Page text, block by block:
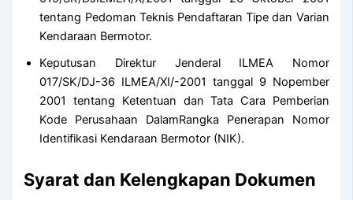
tentang Pedoman Teknis Pendaftaran Tipe dan Varian
Kendaraan Bermotor.
Keputusan Direktur Jenderal ILMEA Nomor
017/SK/DJ-36 ILMEA/XI/-2001 tanggal 9 Nopember
2001 tentang Ketentuan dan Tata Cara Pemberian
Kode Perusahaan DalamRangka Penerapan Nomor
Identifikasi Kendaraan Bermotor (NIK).
Syarat dan Kelengkapan Dokumen